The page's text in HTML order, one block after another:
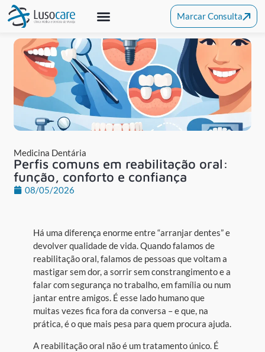
Marcar Consulta
Medicina Dentária
Perfis comuns em reabilitação oral:
função, conforto e confiança
08/05/2026
Há uma diferença enorme entre “arranjar dentes” e
devolver qualidade de vida. Quando falamos de
reabilitação oral, falamos de pessoas que voltam a
mastigar sem dor, a sorrir sem constrangimento e a
falar com segurança no trabalho, em família ou num
jantar entre amigos. É esse lado humano que
muitas vezes fica fora da conversa – e que, na
prática, é o que mais pesa para quem procura ajuda.
A reabilitação oral não é um tratamento único. É